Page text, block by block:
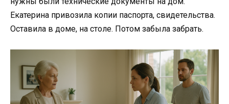
Екатерина привозила копии паспорта, свидетельства.
Оставила в доме, на столе. Потом забыла забрать.